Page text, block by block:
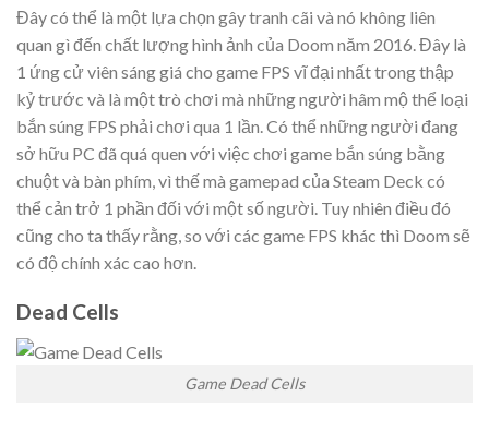
Đây có thể là một lựa chọn gây tranh cãi và nó không liên
quan gì đến chất lượng hình ảnh của Doom năm 2016. Đây là
1 ứng cử viên sáng giá cho game FPS vĩ đại nhất trong thập
kỷ trước và là một trò chơi mà những người hâm mộ thể loại
bắn súng FPS phải chơi qua 1 lần. Có thể những người đang
sở hữu PC đã quá quen với việc chơi game bắn súng bằng
chuột và bàn phím, vì thế mà gamepad của Steam Deck có
thể cản trở 1 phần đối với một số người. Tuy nhiên điều đó
cũng cho ta thấy rằng, so với các game FPS khác thì Doom sẽ
có độ chính xác cao hơn.
Dead Cells
Game Dead Cells